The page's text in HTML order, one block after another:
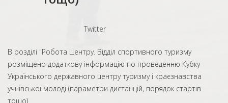
Twitter
В розділі "Робота Центру. Відділ спортивного туризму
розміщено додаткову інформацію по проведенню Кубку
Українського державного центру туризму і краєзнавства
учнівської молоді (параметри дистанцій, порядок стартів
тощо)